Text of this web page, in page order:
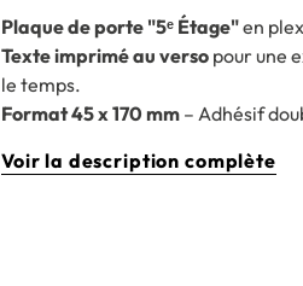
Plaque de porte "5ᵉ Étage"en
Texte imprimé au verso pour une
le temps.
Format 45 x 170 mm – Adhésif
Voir la description complète